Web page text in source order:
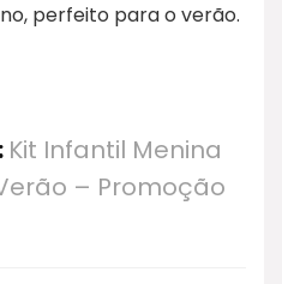
perfeito para o verão.
Kit Infantil Menina
– Promoção